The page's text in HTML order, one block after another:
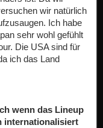
wir natürlich
Ich habe
sehr wohl gefühlt
Die USA sind für
ich das Land
wenn das Lineup
internationalisiert